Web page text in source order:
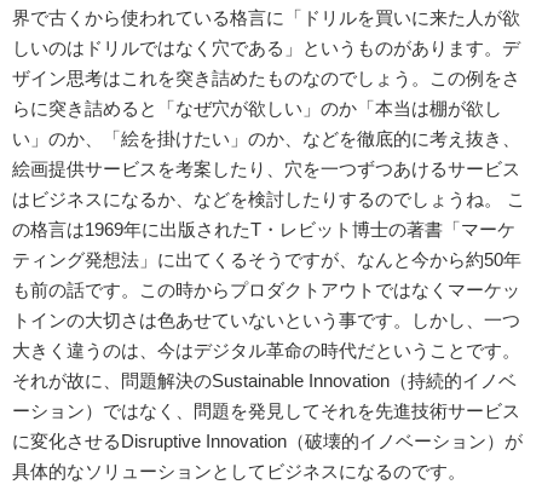
界で古くから使われている格言に「ドリルを買いに来た人が欲
しいのはドリルではなく穴である」というものがあります。デ
ザイン思考はこれを突き詰めたものなのでしょう。この例をさ
らに突き詰めると「なぜ穴が欲しい」のか「本当は棚が欲し
い」のか、「絵を掛けたい」のか、などを徹底的に考え抜き、
絵画提供サービスを考案したり、穴を一つずつあけるサービス
はビジネスになるか、などを検討したりするのでしょうね。 こ
の格言は1969年に出版されたT・レビット博士の著書「マーケ
ティング発想法」に出てくるそうですが、なんと今から約50年
も前の話です。この時からプロダクトアウトではなくマーケッ
トインの大切さは色あせていないという事です。しかし、一つ
大きく違うのは、今はデジタル革命の時代だということです。
それが故に、問題解決のSustainable Innovation（持続的イノベ
ーション）ではなく、問題を発見してそれを先進技術サービス
に変化させるDisruptive Innovation（破壊的イノベーション）が
具体的なソリューションとしてビジネスになるのです。